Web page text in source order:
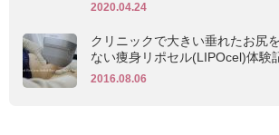
2020.04.24
クリニックで大きい垂れたお尻
ない痩身リポセル(LIPOcel)体
2016.08.06